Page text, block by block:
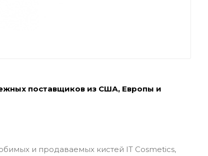
поставщиков из США, Европы и
и продаваемых кистей IT Cosmetics,